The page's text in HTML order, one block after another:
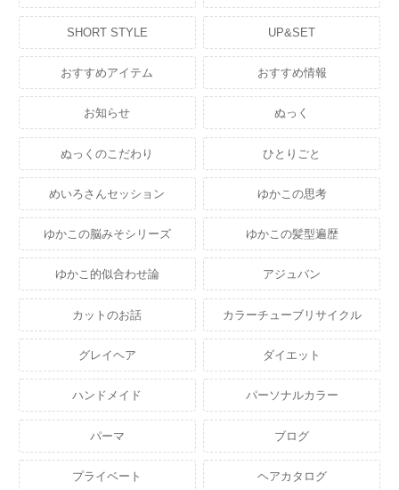
SHORT STYLE UP&SET
おすすめアイテム おすすめ情報
お知らせ ぬっく
ぬっくのこだわり ひとりごと
めいろさんセッション ゆかこの思考
ゆかこの脳みそシリーズ ゆかこの髪型遍歴
ゆかこ的似合わせ論 アジュバン
カットのお話 カラーチューブリサイクル
グレイヘア ダイエット
ハンドメイド パーソナルカラー
パーマ ブログ
プライベート ヘアカタログ